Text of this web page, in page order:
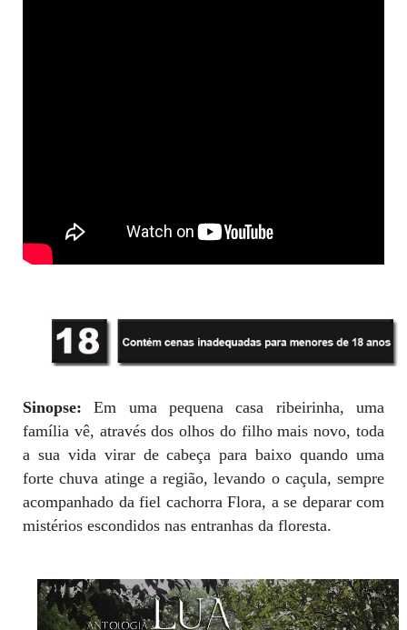
Sinopse:Em uma pequena casa ribeirinha, uma
família vê, através dos olhos do filho mais novo, toda
a sua vida virar de cabeça para baixo quando uma
forte chuva atinge a região, levando o caçula, sempre
acompanhado da fiel cachorra Flora, a se deparar com
mistérios escondidos nas entranhas da floresta.